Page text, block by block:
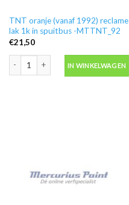
TNT oranje (vanaf 1992) reclame
lak 1k in spuitbus -MTTNT_92
€21,50
IN WINKELWAGEN